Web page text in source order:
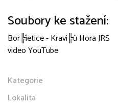
Soubory ke stažení:
Bor╠îetice - Kravi╠ü Hora JRS
video YouTube
Kategorie
Lokalita